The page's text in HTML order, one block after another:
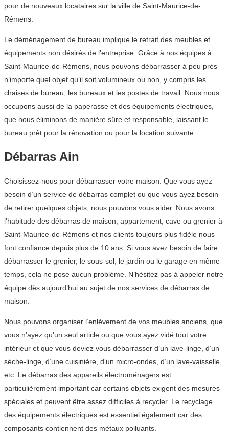
pour de nouveaux locataires sur la ville de Saint-Maurice-de-
Rémens.
Le déménagement de bureau implique le retrait des meubles et
équipements non désirés de l’entreprise. Grâce à nos équipes à
Saint-Maurice-de-Rémens, nous pouvons débarrasser à peu près
n’importe quel objet qu’il soit volumineux ou non, y compris les
chaises de bureau, les bureaux et les postes de travail. Nous nous
occupons aussi de la paperasse et des équipements électriques,
que nous éliminons de manière sûre et responsable, laissant le
bureau prêt pour la rénovation ou pour la location suivante.
Débarras Ain
Choisissez-nous pour débarrasser votre maison. Que vous ayez
besoin d’un service de débarras complet ou que vous ayez besoin
de retirer quelques objets, nous pouvons vous aider. Nous avons
l’habitude des débarras de maison, appartement, cave ou grenier à
Saint-Maurice-de-Rémens et nos clients toujours plus fidèle nous
font confiance depuis plus de 10 ans. Si vous avez besoin de faire
débarrasser le grenier, le sous-sol, le jardin ou le garage en même
temps, cela ne pose aucun problème. N’hésitez pas à appeler notre
équipe dès aujourd’hui au sujet de nos services de débarras de
maison.
Nous pouvons organiser l’enlèvement de vos meubles anciens, que
vous n’ayez qu’un seul article ou que vous ayez vidé tout votre
intérieur et que vous deviez vous débarrasser d’un lave-linge, d’un
sèche-linge, d’une cuisinière, d’un micro-ondes, d’un lave-vaisselle,
etc. Le débarras des appareils électroménagers est
particulièrement important car certains objets exigent des mesures
spéciales et peuvent être assez difficiles à recycler. Le recyclage
des équipements électriques est essentiel également car des
composants contiennent des métaux polluants.